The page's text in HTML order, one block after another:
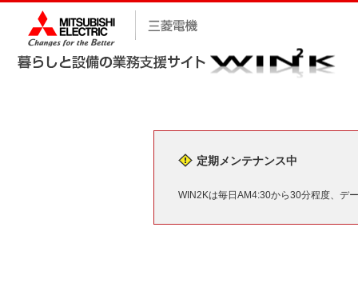
定期メンテナンス中
WIN2Kは毎日AM4:30から30分程度、デ